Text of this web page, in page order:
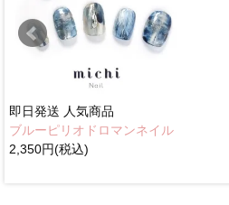
即日発送 人気商品
ブルーピリオドロマンネイル
2,350円(税込)